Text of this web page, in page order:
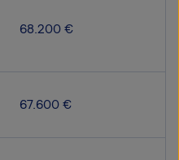
68.200 €
67.600 €